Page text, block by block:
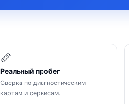
📏
Реальный пробег
Сверка по диагностическим
картам и сервисам.